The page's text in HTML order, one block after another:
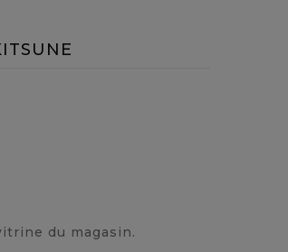
du magasin.